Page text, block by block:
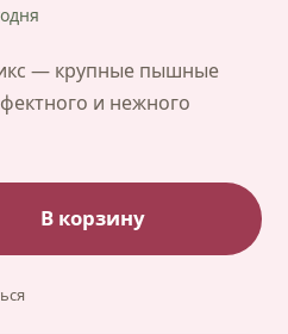
— крупные пышные
и нежного
В корзину